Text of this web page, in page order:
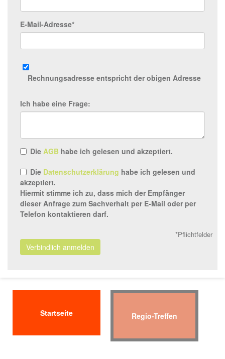
E-Mail-Adresse*
Rechnungsadresse entspricht der obigen Adresse
Ich habe eine Frage:
Die AGB habe ich gelesen und akzeptiert.
Die Datenschutzerklärung habe ich gelesen und
akzeptiert.
Hiermit stimme ich zu, dass mich der Empfänger
dieser Anfrage zum Sachverhalt per E-Mail oder per
Telefon kontaktieren darf.
*Pflichtfelder
Verbindlich anmelden
Startseite Regio-Treffen